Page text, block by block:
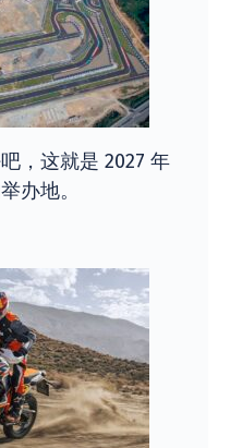
，这就是 2027 年
办地。